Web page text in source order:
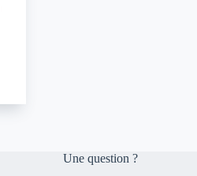
Une question ?